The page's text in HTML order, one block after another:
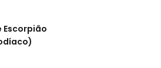
Escorpião